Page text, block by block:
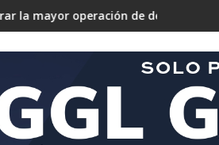
de deportaciones de la historia
Ofensiva migratoria